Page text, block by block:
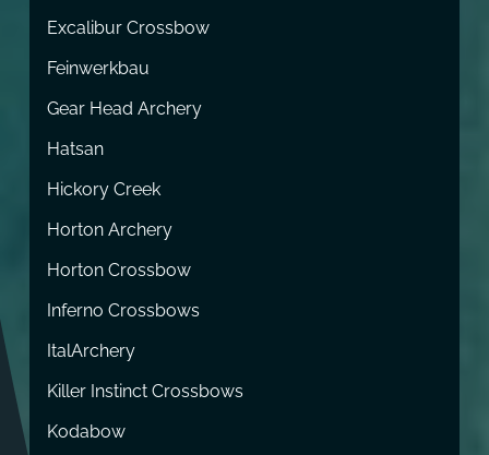
Excalibur Crossbow
Feinwerkbau
Gear Head Archery
Hatsan
Hickory Creek
Horton Archery
Horton Crossbow
Inferno Crossbows
ItalArchery
Killer Instinct Crossbows
Kodabow